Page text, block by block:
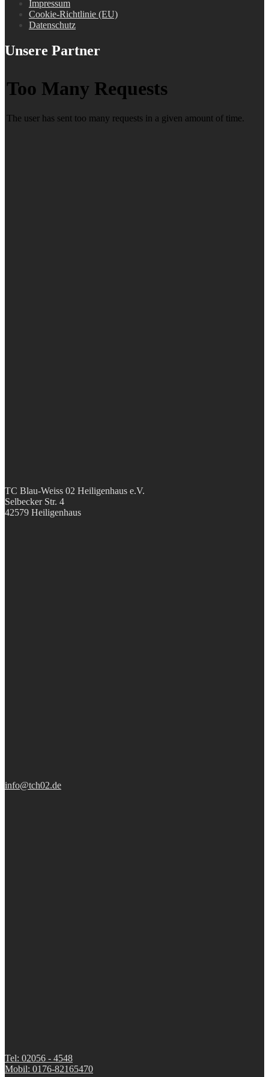
Impressum
Cookie-Richtlinie (EU)
Datenschutz
Unsere Partner
TC Blau-Weiss 02 Heiligenhaus e.V.
Selbecker Str. 4
42579 Heiligenhaus
info@tch02.de
Tel: 02056 - 4548
Mobil: 0176-82165470